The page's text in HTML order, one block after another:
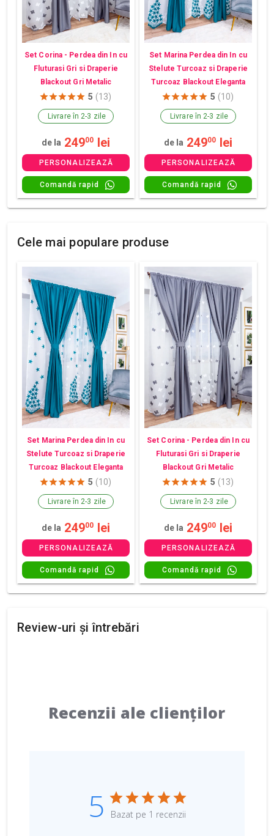
Set Corina - Perdea din In cu
Fluturasi Gri si Draperie
Blackout Gri Metalic
5 (13)
Livrare în 2-3 zile
de la 24900 lei
PERSONALIZEAZĂ
Comandă rapid
Set Marina Perdea din In cu
Stelute Turcoaz si Draperie
Turcoaz Blackout Eleganta
5 (10)
Livrare în 2-3 zile
de la 24900 lei
PERSONALIZEAZĂ
Comandă rapid
Cele mai populare produse
Set Marina Perdea din In cu
Stelute Turcoaz si Draperie
Turcoaz Blackout Eleganta
5 (10)
Livrare în 2-3 zile
de la 24900 lei
PERSONALIZEAZĂ
Comandă rapid
Set Corina - Perdea din In cu
Fluturasi Gri si Draperie
Blackout Gri Metalic
5 (13)
Livrare în 2-3 zile
de la 24900 lei
PERSONALIZEAZĂ
Comandă rapid
Review-uri și întrebări
Recenzii ale clienților
5 Bazat pe 1 recenzii